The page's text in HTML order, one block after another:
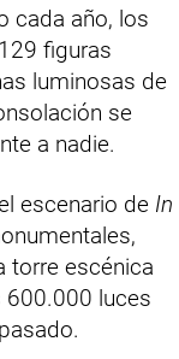
cada año, los
figuras
luminosas de
se
a nadie.
escenario de In
torre escénica
600.000 luces